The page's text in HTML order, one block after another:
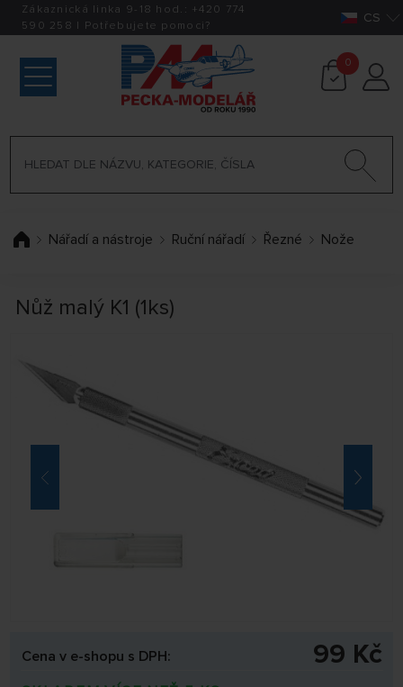
Zákaznická linka 9-18 hod.: +420 774
590 258 | Potřebujete pomoci? CS
0
Nářadí a nástroje Ruční nářadí Řezné Nože
Nůž malý K1 (1ks)
Cena v e-shopu s DPH: 99 Kč